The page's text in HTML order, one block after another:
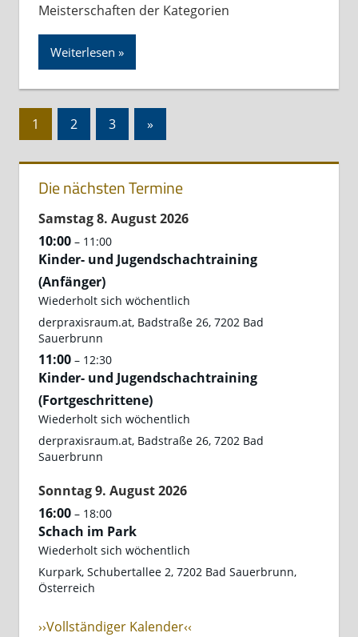
Meisterschaften der Kategorien
Weiterlesen
Seitennummerierung
der
Beiträge
1 2 3
Nächste
Beiträge
»
Die nächsten Termine
Samstag8. August2026
10:00 – 11:00
Kinder- und Jugendschachtraining
(Anfänger)
Wiederholt sich wöchentlich
derpraxisraum.at, Badstraße 26, 7202 Bad
Sauerbrunn
11:00 – 12:30
Kinder- und Jugendschachtraining
(Fortgeschrittene)
Wiederholt sich wöchentlich
derpraxisraum.at, Badstraße 26, 7202 Bad
Sauerbrunn
Sonntag9. August2026
16:00 – 18:00
Schach im Park
Wiederholt sich wöchentlich
Kurpark, Schubertallee 2, 7202 Bad Sauerbrunn,
Österreich
››Vollständiger Kalender‹‹